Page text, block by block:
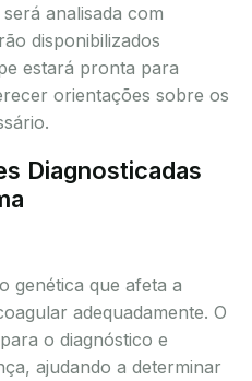
analisada com
disponibilizados
estará pronta para
orientações sobre os
Diagnosticadas
genética que afeta a
adequadamente. O
o diagnóstico e
ajudando a determinar